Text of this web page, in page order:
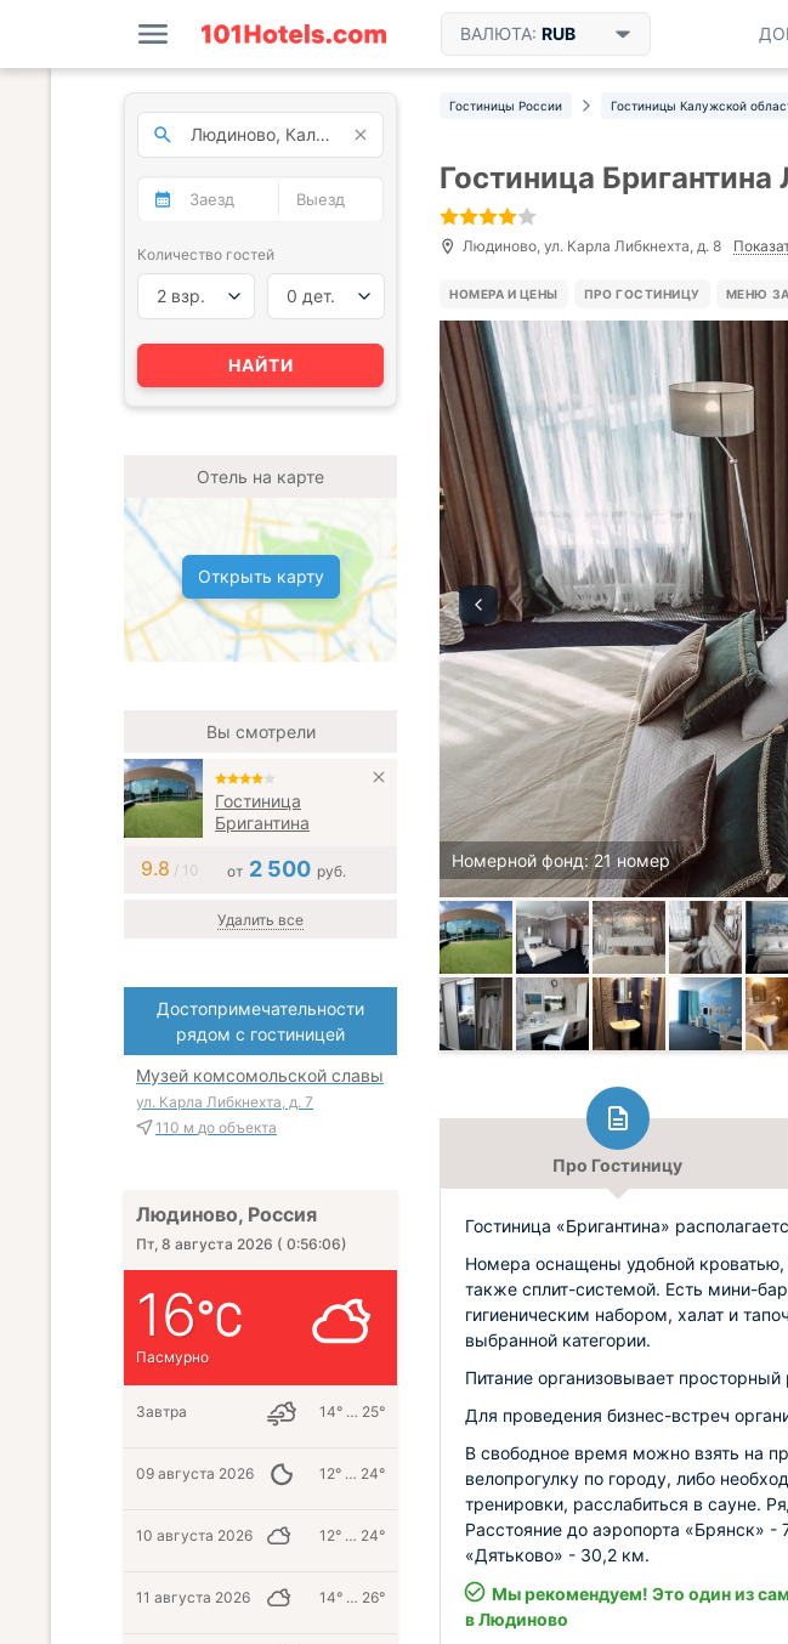
ВАЛЮТА: RUB
Гостиницы России Гостиницы Калужской
Гостиница
Людиново, ул. Карла Либкнехта, д. 8
НОМЕРА И ЦЕНЫ ПРО ГОСТИНИЦУ МЕНЮ
Номерной фонд: 21 номер
Про Гостиницу
Гостиница «Бригантина»
Номера оснащены удобной
также сплит-системой. Есть мини-
гигиеническим набором, халат и
выбранной категории.
Питание организовывает просторный
Для проведения бизнес-встреч
В свободное время можно взять на
велопрогулку по городу, либо
тренировки, расслабиться в сауне.
Расстояние до аэропорта «Брянск»
«Дятьково» - 30,2 км.
Мы рекомендуем! Это один из
в Людиново
Количество гостей
2 взр. 0 дет.
НАЙТИ
Отель на карте
Открыть карту
Вы смотрели
Гостиница
Бригантина
9.8 / 10 от 2 500 руб.
Удалить все
Достопримечательности
рядом с гостиницей
Музей комсомольской славы
ул. Карла Либкнехта, д. 7
110 м до объекта
Людиново, Россия
Пт, 8 августа 2026 ( 0:56:07)
16
Пасмурно
Завтра 14° … 25°
09 августа 2026 12° … 24°
10 августа 2026 12° … 24°
11 августа 2026 14° … 26°